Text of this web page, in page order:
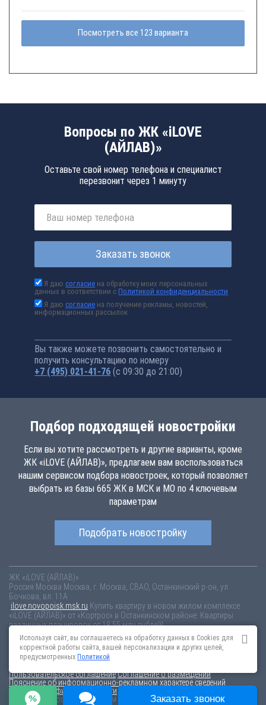
Посмотреть все 123 варианта
Вопросы по ЖК «iLOVE
(АЙЛАВ)»
Оставьте свой номер телефона и специалист
перезвонит через 1 минуту
Заказать звонок
Я даюсогласие на обработку моих персональных
данных в соответствии сПолитикой конфиденциальности
Я даюсогласие на получение рекламы, новостей,
информационных рассылок
Вы также можете позвонить самостоятельно и
получить консультацию по номеру
+7 (495) 021-41-76 (с 09:30 до 21:00)
Подбор подходящей новостройки
Если вы хотите рассмотреть и другие варианты, кроме
ЖК «iLOVE (АЙЛАВ)», предлагаем вам воспользоваться
нашим сервисом подбора новостроек, который позволяет
выбрать из базы 665 ЖК в МСК и МО по 4 ключевым
параметрам
Подобрать новостройку
ЖК «iLOVE (АЙЛАВ)»
Россия Москва Москва, г. Москва, СВАО, Останкинский р-он, ул.
Бочкова, вл. 11А
ilove.novopoisk.msk.ru Купить квартиру в новом жилом комплексе
«iLOVE (АЙЛАВ)» от «Кортрос» в Останкинском районе. Квартиры
различных планировок от 18.55 млн рублей!
Новостройки Санкт-ПетербургаНовостройки Москвы
Информация на сайте взята из открытых источников, не является
Пользовательское соглашениеСоглашение о размещении
Пояснение об информационно-рекламном характере сведений
Политика конфиденциальности
По всем вопросам, связанным с актуальностью информации на
Используя сайт, вы соглашаетесь на обработку данных в Cookies для
корректной работы сайта, вашей персонализации и других целей,
предусмотренных Политикой
Заказать звонок